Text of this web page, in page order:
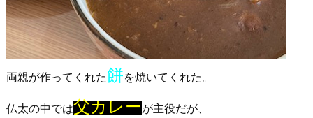
両親が作ってくれた餅を焼いてくれた。
仏太の中では父カレーが主役だが、